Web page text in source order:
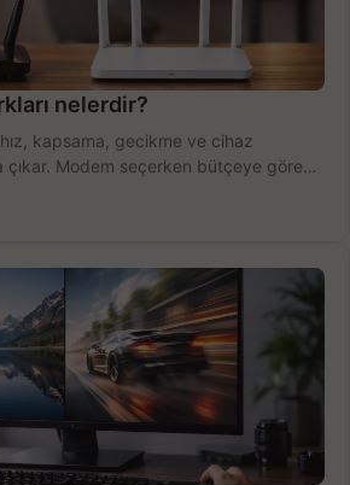
nelerdir?
kapsama, gecikme ve cihaz
Modem seçerken bütçeye göre